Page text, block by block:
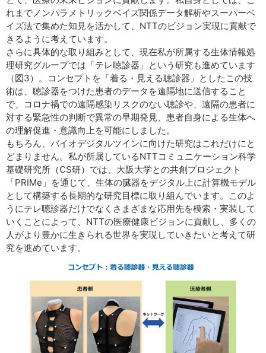
れまでノンパラメトリックベイズ関係データ解析やスーパーベ
イズ法で集めた知見を活かして、NTTのビジョン実現に貢献で
きるように考えています。
さらに具体的な取り組みとして、現在私が所属する生体情報処
理研究グループでは「テレ聴診器」という研究も進めています
（図3）。コンセプトを「着る・見える聴診器」としたこの技
術は、聴診器をつけた患者のデータを遠隔地に送信すること
で、コロナ禍での遠隔感染リスクのない聴診や、遠隔の患者に
対する緊急性の判断で異常の早期発見、患者自身による生体へ
の理解促進・意識向上を可能にしました。
もちろん、バイオデジタルツインに向けた研究はこれだけにと
どまりません。私が所属しているNTTコミュニケーション科学
基礎研究所（CS研）では、大阪大学との共創プロジェクト
「PRIMe」を通じて、生体の臓器をデジタル上に計算機モデル
として構築する長期的な研究目標に取り組んでいます。このよ
うにテレ聴診器だけでなくさまざまな応用先を模索・実装して
いくことによって、NTTの医療健康ビジョンに貢献し、多くの
人がより豊かに生きられる世界を実現していきたいと考えて研
究を進めています。